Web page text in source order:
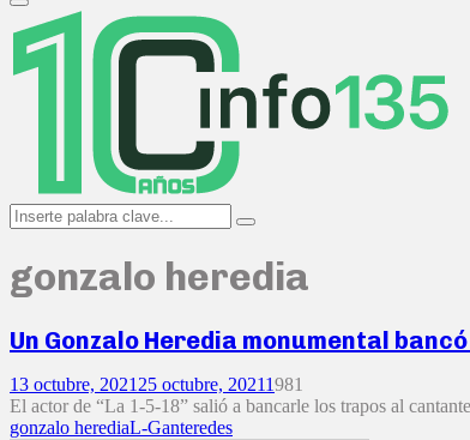
Primary
Menu
Search
for:
Search
gonzalo heredia
Un Gonzalo Heredia monumental
13 octubre, 2021 25 octubre, 20211981
El actor de “La 1-5-18” salió a bancarle los trapos al
gonzalo herediaL-Ganteredes